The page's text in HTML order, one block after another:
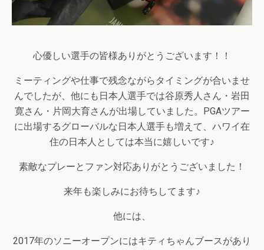
心優しい選手の皆様ありがとうございます！！
ミーティングや仕事で残念ながらタイミングが合いませ
んでしたが、他にも日本人選手では谷原秀人さん・岩田
寛さん・片岡大育さんが出場していました。PGAツアー
に出場するグローバルな日本人選手も増えて、ハワイ在
住の日本人としては本当に嬉しいです♪
素敵なプレーとファン対応ありがとうございました！
来年も楽しみにお待ちしてます♪
他には、
2017年のソニーオープンにはキティちゃんブースがあり